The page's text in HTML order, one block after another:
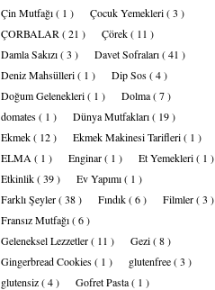
Çin Mutfağı( 1 ) Çocuk Yemekleri( 3 )
ÇORBALAR ( 21 ) Çörek( 11 )
Damla Sakızı( 3 ) Davet Sofraları( 41 )
Deniz Mahsülleri( 1 ) Dip Sos( 4 )
Doğum Gelenekleri( 1 ) Dolma( 7 )
domates( 1 ) Dünya Mutfakları( 19 )
Ekmek( 12 ) Ekmek Makinesi Tarifleri( 1 )
ELMA ( 1 ) Enginar( 1 ) Et Yemekleri( 1 )
Etkinlik( 39 ) Ev Yapımı( 1 )
Farklı Şeyler( 38 ) Fındık( 6 ) Filmler( 3 )
Fransız Mutfağı( 6 )
Geleneksel Lezzetler( 11 ) Gezi( 8 )
Gingerbread Cookies( 1 ) glutenfree( 3 )
glutensiz( 4 ) Gofret Pasta( 1 )